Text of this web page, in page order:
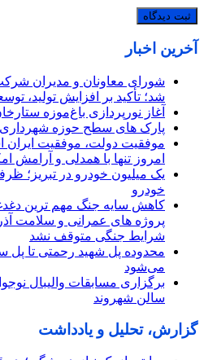
آخرین اخبار
شورای معاونان و مدیران
شد؛ تأکید بر افزایش تولید،
آغاز نورپردازی باغ‌موزه
پارک های سطح حوزه شهرداری منطقه ۲
موفقیت دولت، موفقیت ایران
امروز تنها با همدلی و آرامش
خودرو
کاهش سایه جنگ مهم ‌ترین
پروژه ‌های عمرانی و سلامت
شرایط جنگی متوقف نشد
محدوده پل شهید رحمتی تا پل
می‌شود
برگزاری مسابقات والیبال
سالن شهروند
گزارش، تحلیل و یادداشت